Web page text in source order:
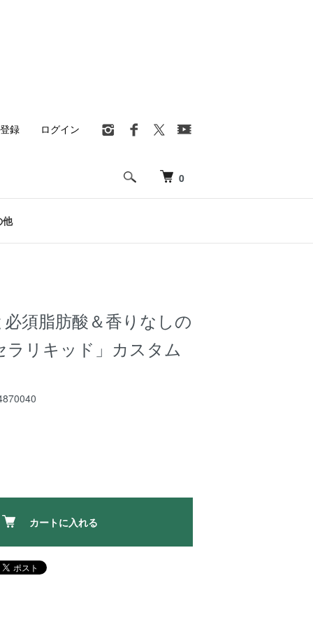
0
録 ログイン
他
須脂肪酸＆香りなしの
ラリキッド」カスタム
カートに入れる